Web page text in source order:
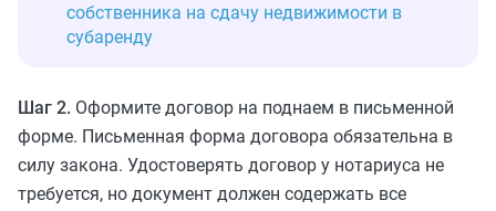
собственника на сдачу недвижимости в
субаренду
Шаг 2. Оформите договор на поднаем в письменной
форме. Письменная форма договора обязательна в
силу закона. Удостоверять договор у нотариуса не
требуется, но документ должен содержать все